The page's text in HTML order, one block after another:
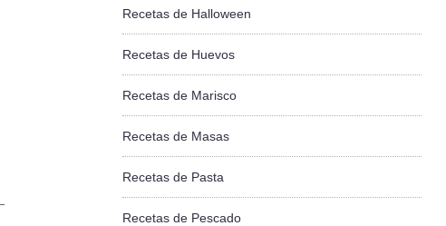
Recetas de Halloween
Recetas de Huevos
Recetas de Marisco
Recetas de Masas
Recetas de Pasta
Recetas de Pescado